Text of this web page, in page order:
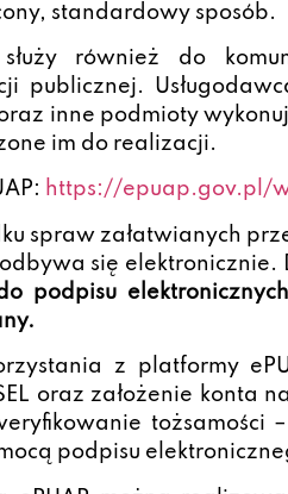
standardowy sposób.
służy również do
publicznej.
inne podmioty
im do realizacji.
https://epuap.gov.pl/
spraw załatwianych
się elektronicznie.
podpisu
z platformy
oraz założenie konta
tożsamości
podpisu